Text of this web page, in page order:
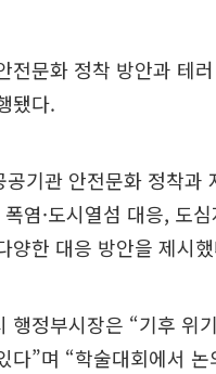
전문화 정착 방안과 테
됐다.
공기관 안전문화 정착과
염·도시열섬 대응, 도
양한 대응 방안을 제시
행정부시장은 “기후 위
다”며 “학술대회에서